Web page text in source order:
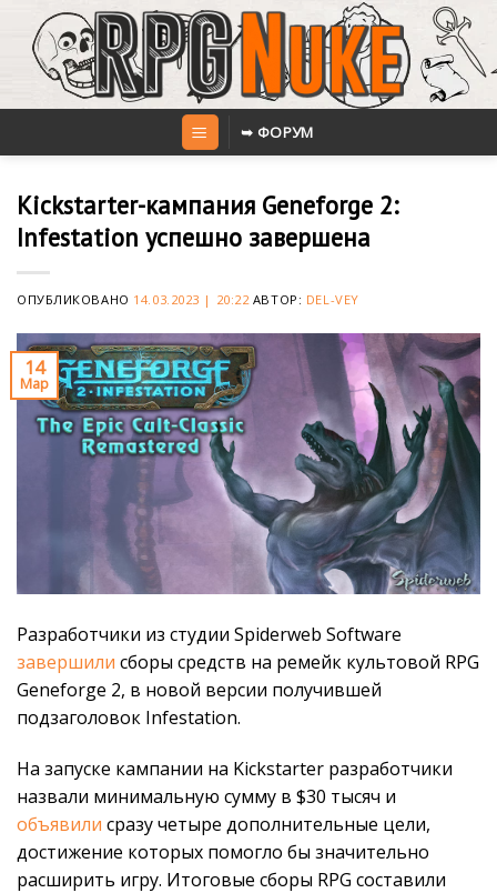
content
➥ ФОРУМ
Kickstarter-кампания Geneforge 2:
Infestation успешно завершена
ОПУБЛИКОВАНО 14.03.2023 | 20:22АВТОР: DEL-VEY
14
Мар
Разработчики из студии Spiderweb Software
завершили сборы средств на ремейк культовой RPG
Geneforge 2, в новой версии получившей
подзаголовок Infestation.
На запуске кампании на Kickstarter разработчики
назвали минимальную сумму в $30 тысяч и
объявили сразу четыре дополнительные цели,
достижение которых помогло бы значительно
расширить игру. Итоговые сборы RPG составили